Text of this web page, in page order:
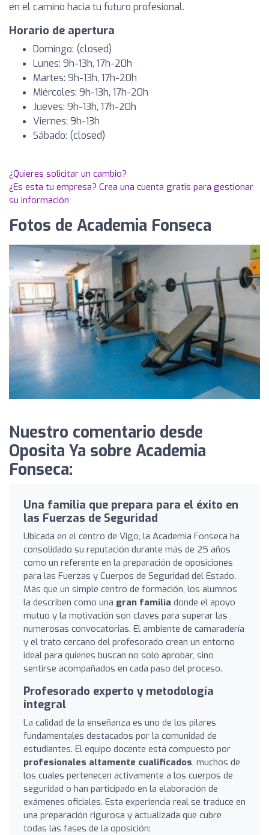
en el camino hacia tu futuro profesional.
Horario de apertura
Domingo: (closed)
Lunes: 9h-13h, 17h-20h
Martes: 9h-13h, 17h-20h
Miércoles: 9h-13h, 17h-20h
Jueves: 9h-13h, 17h-20h
Viernes: 9h-13h
Sábado: (closed)
¿Quieres solicitar un cambio?
¿Es esta tu empresa? Crea una cuenta gratis para gestionar
su información
Fotos de Academia Fonseca
Nuestro comentario desde
Oposita Ya sobre Academia
Fonseca:
Una familia que prepara para el éxito en
las Fuerzas de Seguridad
Ubicada en el centro de Vigo, la Academia Fonseca ha
consolidado su reputación durante más de 25 años
como un referente en la preparación de oposiciones
para las Fuerzas y Cuerpos de Seguridad del Estado.
Más que un simple centro de formación, los alumnos
la describen como una gran familia donde el apoyo
mutuo y la motivación son claves para superar las
numerosas convocatorias. El ambiente de camaradería
y el trato cercano del profesorado crean un entorno
ideal para quienes buscan no solo aprobar, sino
sentirse acompañados en cada paso del proceso.
Profesorado experto y metodología
integral
La calidad de la enseñanza es uno de los pilares
fundamentales destacados por la comunidad de
estudiantes. El equipo docente está compuesto por
profesionales altamente cualificados, muchos de
los cuales pertenecen activamente a los cuerpos de
seguridad o han participado en la elaboración de
exámenes oficiales. Esta experiencia real se traduce en
una preparación rigurosa y actualizada que cubre
todas las fases de la oposición: